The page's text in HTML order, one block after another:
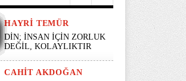
HAYRI TEMÜR
DİN; İNSAN İÇİN ZORLUK
DEĞİL, KOLAYLIKTIR
CAHIT AKDOĞAN